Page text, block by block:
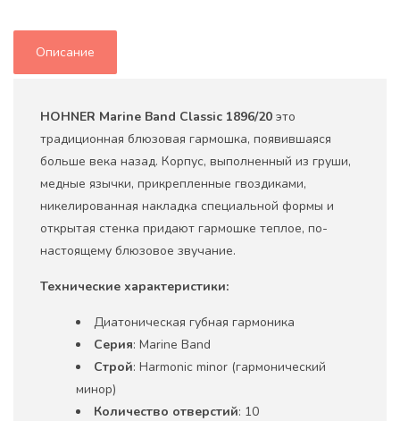
Описание
HOHNER Marine Band Classic 1896/20 это
традиционная блюзовая гармошка, появившаяся
больше века назад. Корпус, выполненный из груши,
медные язычки, прикрепленные гвоздиками,
никелированная накладка специальной формы и
открытая стенка придают гармошке теплое, по-
настоящему блюзовое звучание.
Технические характеристики:
Диатоническая губная гармоника
Серия: Marine Band
Строй: Harmonic minor (гармонический
минор)
Количество отверстий: 10